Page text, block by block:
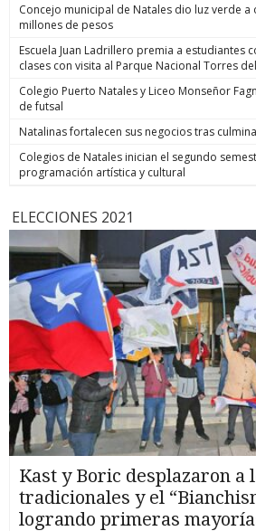
Concejo municipal de Natales dio luz verde
millones de pesos
Escuela Juan Ladrillero premia a estudiantes
clases con visita al Parque Nacional Torres
Colegio Puerto Natales y Liceo Monseñor
de futsal
Natalinas fortalecen sus negocios tras
Colegios de Natales inician el segundo
programación artística y cultural
ELECCIONES 2021
Kast y Boric desplazaron a
tradicionales y el
logrando primeras